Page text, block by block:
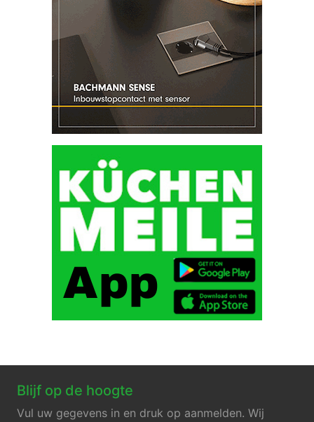
Blijf op de hoogte
Vul uw gegevens in en druk op aanmelden. Wij